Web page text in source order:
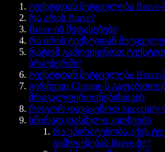
ტექსტიდან მეტყველება Brave-
რა არის Brave?
Brave-ის შეფასებები
რა არის ტექსტიდან
რატომ გამოვიყენოთ
ბრაუზერში?
ტექსტიდან მეტყველება
გირჩევთ Chrome-ს
მრავალფეროვნებისთვის
როგორ დავაყენოთ Speechify
ხშირად დასმული კითხვები
რა უპირატესობა აქვს
გამოყენებას Brave-ზე?